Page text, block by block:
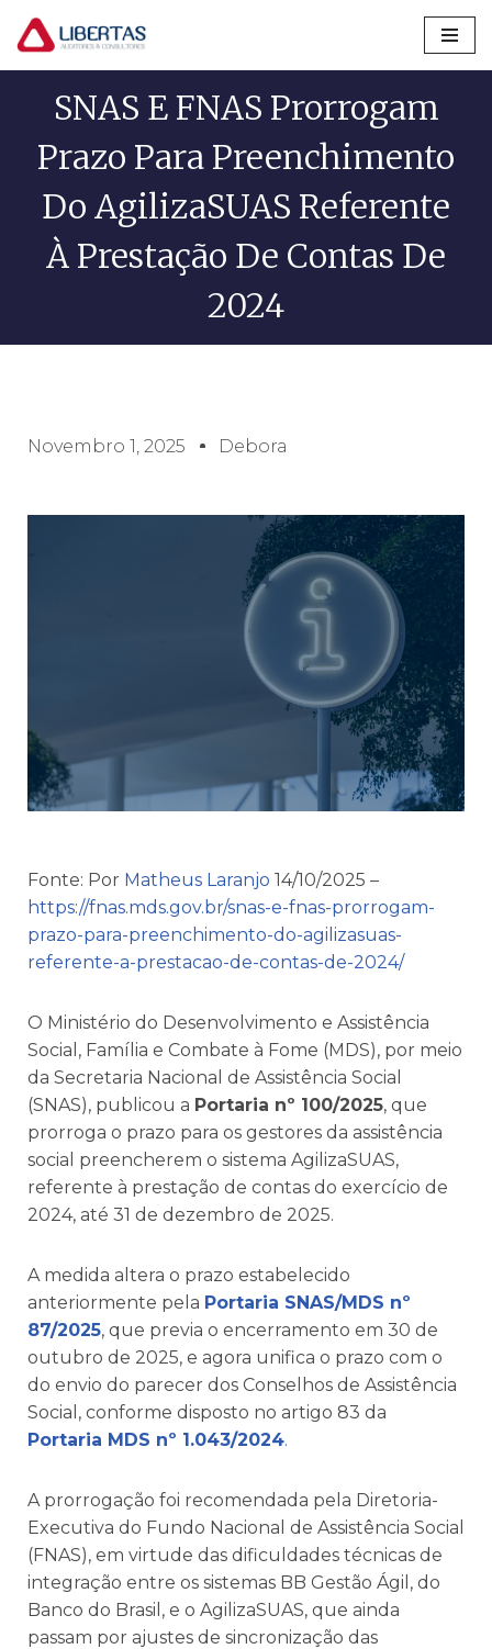
Pular
SNAS E FNAS Prorrogam
Prazo Para Preenchimento
Do AgilizaSUAS Referente
À Prestação De Contas De
2024
Novembro 1, 2025 Debora
Fonte: Por Matheus Laranjo 14/10/2025 –
https://fnas.mds.gov.br/snas-e-fnas-prorrogam-
prazo-para-preenchimento-do-agilizasuas-
referente-a-prestacao-de-contas-de-2024/
O Ministério do Desenvolvimento e Assistência
Social, Família e Combate à Fome (MDS), por meio
da Secretaria Nacional de Assistência Social
(SNAS), publicou a Portaria nº 100/2025, que
prorroga o prazo para os gestores da assistência
social preencherem o sistema AgilizaSUAS,
referente à prestação de contas do exercício de
2024, até 31 de dezembro de 2025.
A medida altera o prazo estabelecido
anteriormente pela Portaria SNAS/MDS nº
87/2025, que previa o encerramento em 30 de
outubro de 2025, e agora unifica o prazo com o
do envio do parecer dos Conselhos de Assistência
Social, conforme disposto no artigo 83 da
Portaria MDS nº 1.043/2024.
A prorrogação foi recomendada pela Diretoria-
Executiva do Fundo Nacional de Assistência Social
(FNAS), em virtude das dificuldades técnicas de
integração entre os sistemas BB Gestão Ágil, do
Banco do Brasil, e o AgilizaSUAS, que ainda
passam por ajustes de sincronização das